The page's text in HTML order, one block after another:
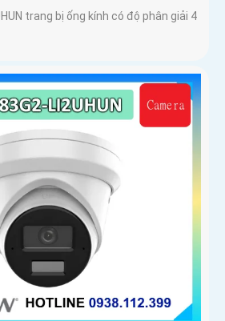
trang bị ống kính có độ phân giải 4